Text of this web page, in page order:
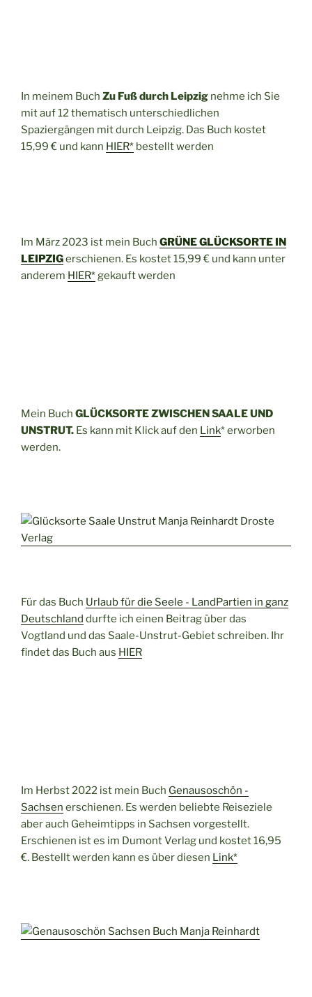
In meinem Buch Zu Fuß durch Leipzig nehme ich Sie
mit auf 12 thematisch unterschiedlichen
Spaziergängen mit durch Leipzig. Das Buch kostet
15,99 € und kann HIER* bestellt werden
Im März 2023 ist mein Buch GRÜNE GLÜCKSORTE IN
LEIPZIGerschienen. Es kostet 15,99 € und kann unter
anderem HIER*gekauft werden
Mein Buch GLÜCKSORTE ZWISCHEN SAALE UND
UNSTRUT. Es kann mit Klick auf den Link* erworben
werden.
Für das Buch Urlaub für die Seele - LandPartien in ganz
Deutschland durfte ich einen Beitrag über das
Vogtland und das Saale-Unstrut-Gebiet schreiben. Ihr
findet das Buch aus HIER
Im Herbst 2022 ist mein Buch Genausoschön -
Sachsen erschienen. Es werden beliebte Reiseziele
aber auch Geheimtipps in Sachsen vorgestellt.
Erschienen ist es im Dumont Verlag und kostet 16,95
€. Bestellt werden kann es über diesen Link*